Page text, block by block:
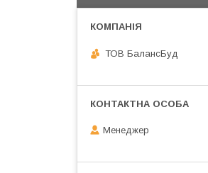
ТОВ БалансБуд
Менеджер